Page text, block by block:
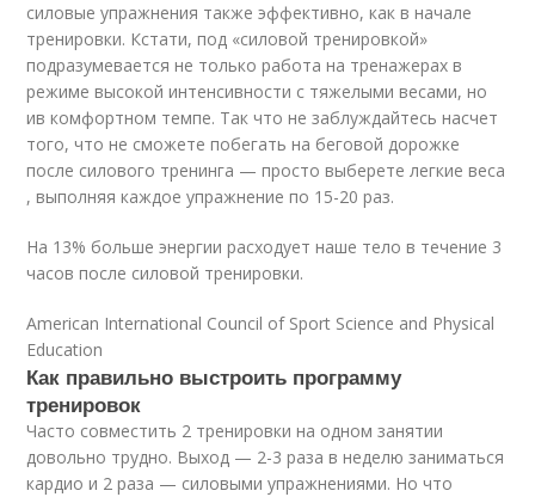
силовые упражнения также эффективно, как в начале
тренировки. Кстати, под «силовой тренировкой»
подразумевается не только работа на тренажерах в
режиме высокой интенсивности с тяжелыми весами, но
ив комфортном темпе. Так что не заблуждайтесь насчет
того, что не сможете побегать на беговой дорожке
после силового тренинга — просто выберете легкие веса
, выполняя каждое упражнение по 15-20 раз.
На 13% больше энергии расходует наше тело в течение 3
часов после силовой тренировки.
American International Council of Sport Science and Physical
Education
Как правильно выстроить программу
тренировок
Часто совместить 2 тренировки на одном занятии
довольно трудно. Выход — 2-3 раза в неделю заниматься
кардио и 2 раза — силовыми упражнениями. Но что